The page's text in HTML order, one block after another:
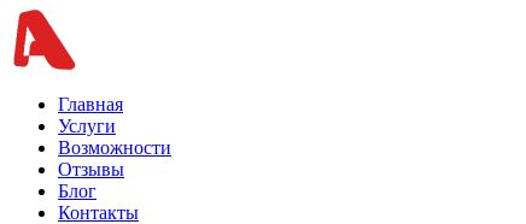
Главная
Услуги
Возможности
Отзывы
Блог
Контакты